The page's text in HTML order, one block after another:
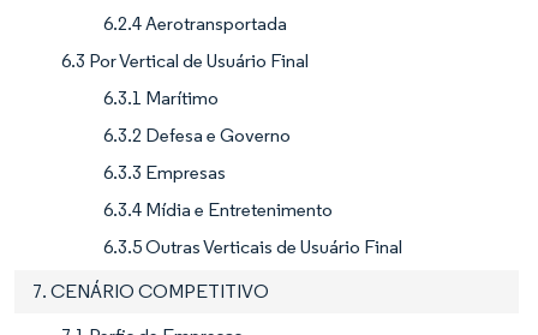
6.2.4 Aerotransportada
6.3 Por Vertical de Usuário Final
6.3.1 Marítimo
6.3.2 Defesa e Governo
6.3.3 Empresas
6.3.4 Mídia e Entretenimento
6.3.5 Outras Verticais de Usuário Final
7. CENÁRIO COMPETITIVO